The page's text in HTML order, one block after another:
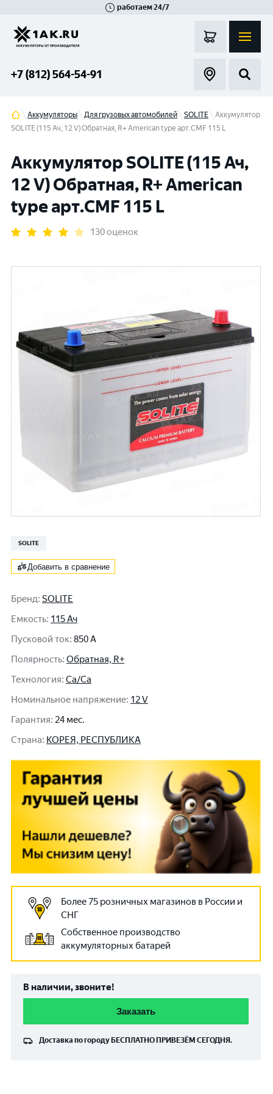
работаем 24/7
+7 (812) 564-54-91
Аккумуляторы Для грузовых автомобилей SOLITE
Аккумулятор
SOLITE (115 Ач, 12 V) Обратная, R+ American type арт.CMF 115 L
Аккумулятор SOLITE (115 Ач,
12 V) Обратная, R+ American
type арт.CMF 115 L
130 оценок
SOLITE
Добавить в сравнение
Бренд: SOLITE
Емкость: 115 Ач
Пусковой ток: 850 A
Полярность: Обратная, R+
Технология: Ca/Ca
Номинальное напряжение: 12 V
Гарантия: 24 мес.
Cтрана: КОРЕЯ, РЕСПУБЛИКА
Более 75 розничных магазинов в России и
СНГ
Собственное производство
аккумуляторных батарей
В наличии, звоните!
Заказать
Доставка по городу БЕСПЛАТНО ПРИВЕЗЁМ СЕГОДНЯ.
Гатчина